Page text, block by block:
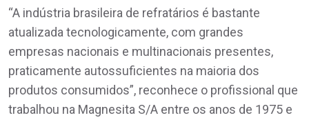
“A indústria brasileira de refratários é bastante
atualizada tecnologicamente, com grandes
empresas nacionais e multinacionais presentes,
praticamente autossuficientes na maioria dos
produtos consumidos”, reconhece o profissional que
trabalhou na Magnesita S/A entre os anos de 1975 e